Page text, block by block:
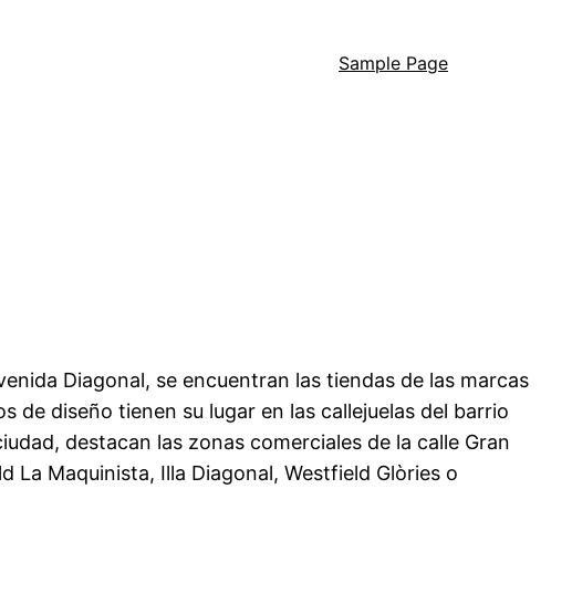
Sample Page
Diagonal, se encuentran las tiendas de las marcas
de diseño tienen su lugar en las callejuelas del barrio
destacan las zonas comerciales de la calle Gran
La Maquinista, Illa Diagonal, Westfield Glòries o